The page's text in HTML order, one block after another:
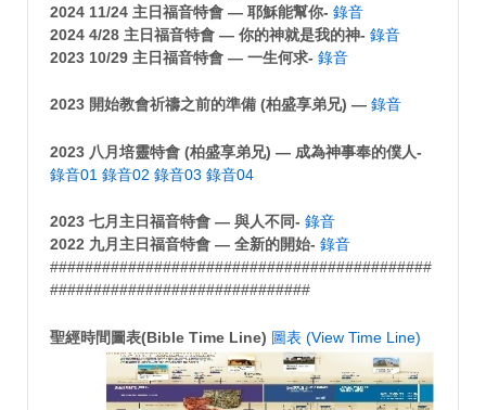
2024 11/24 主日福音特會 — 耶穌能幫你- 錄音
2024 4/28 主日福音特會 — 你的神就是我的神- 錄音
2023 10/29 主日福音特會 — 一生何求- 錄音
2023 開始教會祈禱之前的準備 (柏盛享弟兄) — 錄音
2023 八月培靈特會 (柏盛享弟兄) — 成為神事奉的僕人-
錄音01 錄音02 錄音03 錄音04
2023 七月主日福音特會 — 與人不同- 錄音
2022 九月主日福音特會 — 全新的開始- 錄音
############################################
##############################
聖經時間圖表(Bible Time Line) 圖表 (View Time Line)